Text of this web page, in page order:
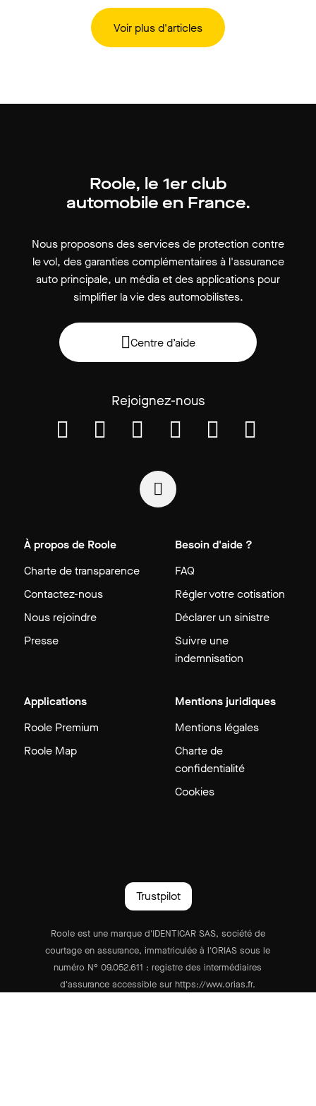
Voir plus d'articles
Roole, le 1er club
automobile en France.
Nous proposons des services de protection contre
le vol, des garanties complémentaires à l'assurance
auto principale, un média et des applications pour
simplifier la vie des automobilistes.
Centre d’aide
Rejoignez-nous
À propos de Roole
Charte de transparence
Contactez-nous
Nous rejoindre
Presse
Besoin d'aide ?
FAQ
Régler votre cotisation
Déclarer un sinistre
Suivre une
indemnisation
Applications
Roole Premium
Roole Map
Mentions juridiques
Mentions légales
Charte de
confidentialité
Cookies
Trustpilot
Roole est une marque d'IDENTICAR SAS, société de
courtage en assurance, immatriculée à l'ORIAS sous le
numéro N° 09.052.611 : registre des intermédiaires
d'assurance accessible sur https://www.orias.fr.